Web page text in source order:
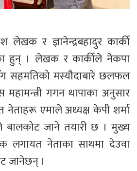
लेखक र ज्ञानेन्द्रबहादुर कार्की
हुन् । लेखक र कार्कीले नेकपा
सहमतिको मस्यौदाबारे छलफल
महामन्त्री गगन थापाका अनुसार
नेताहरू एमाले अध्यक्ष केपी शर्मा
जाने तयारी छ । मुख्य
नेताका साथमा देउवा
जानेछन् ।